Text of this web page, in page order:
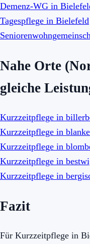
Demenz-WG in
Tagespflege in Bielefeld
Nahe Orte
gleiche
Kurzzeitpflege in
Kurzzeitpflege in
Kurzzeitpflege in
Kurzzeitpflege in
Kurzzeitpflege in
Fazit
Für Kurzzeitpflege in